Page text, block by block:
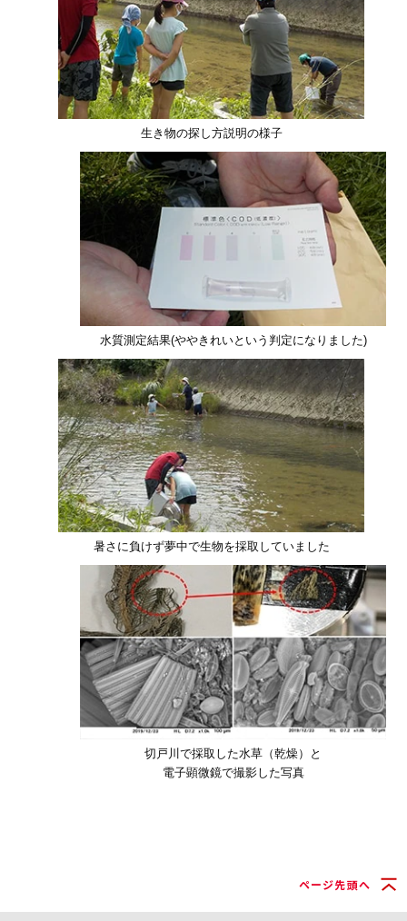
生き物の探し方説明の様子
水質測定結果(ややきれいという判定になりました)
暑さに負けず夢中で生物を採取していました
切戸川で採取した水草（乾燥）と
電子顕微鏡で撮影した写真
ページ先頭へ